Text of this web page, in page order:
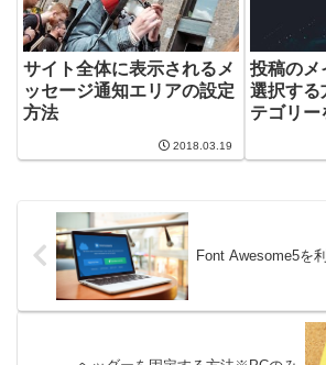
サイト全体に表示されるメ
ッセージ通知エリアの設定
方法
2018.03.19
投稿のメ
選択する
テゴリー
Font Awesome5を